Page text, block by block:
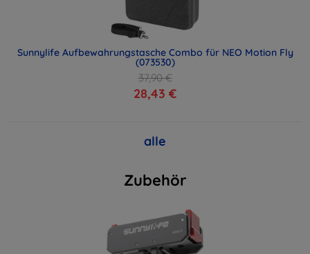
Sunnylife Aufbewahrungstasche Combo für NEO Motion Fly
(073530)
37,90 €
28,43 €
alle
Zubehör